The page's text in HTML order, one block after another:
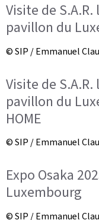
Visite de
pavillon du
© SIP / Emmanuel
Visite de
pavillon du
HOME
© SIP / Emmanuel
Expo Osaka
Luxembourg
© SIP / Emmanuel